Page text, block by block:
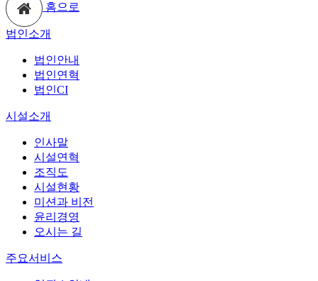
홈으로
법인소개
법인안내
법인연혁
법인CI
시설소개
인사말
시설연혁
조직도
시설현황
미션과 비전
윤리경영
오시는 길
주요서비스